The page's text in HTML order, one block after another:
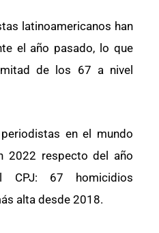
latinoamericanos han
el año pasado, lo que
de los 67 a nivel
en el mundo
2022 respecto del año
CPJ: 67 homicidios
alta desde 2018.